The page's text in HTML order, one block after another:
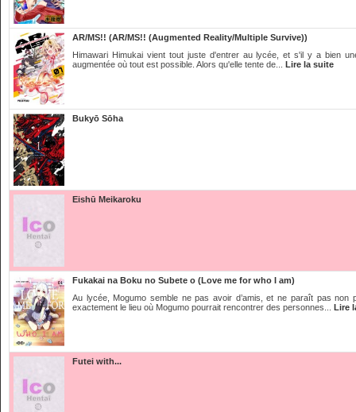
AR/MS!! (AR/MS!! (Augmented Reality/Multiple Survive))
Himawari Himukai vient tout juste d'entrer au lycée, et s'il y a bien
augmentée où tout est possible. Alors qu'elle tente de... Lire la suite
Bukyō Sōha
Eishū Meikaroku
Fukakai na Boku no Subete o (Love me for who I am)
Au lycée, Mogumo semble ne pas avoir d’amis, et ne paraît pas
exactement le lieu où Mogumo pourrait rencontrer des personnes... Lire
Futei with...